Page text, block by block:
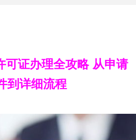
可证办理全攻略 从申请
到详细流程